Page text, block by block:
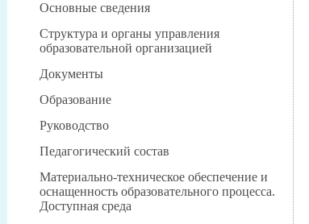
Основные сведения
Структура и органы управления
образовательной организацией
Документы
Образование
Руководство
Педагогический состав
Материально-техническое обеспечение и
оснащенность образовательного процесса.
Доступная среда